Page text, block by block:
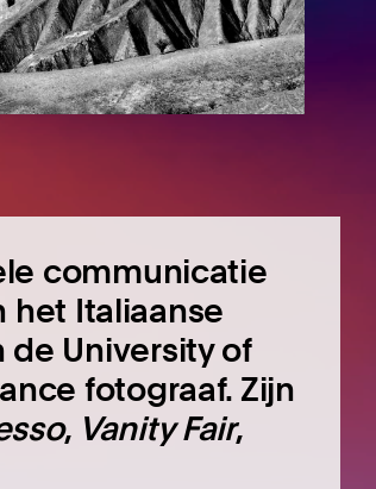
communicatie
het Italiaanse
University of
fotograaf. Zijn
, Vanity Fair,